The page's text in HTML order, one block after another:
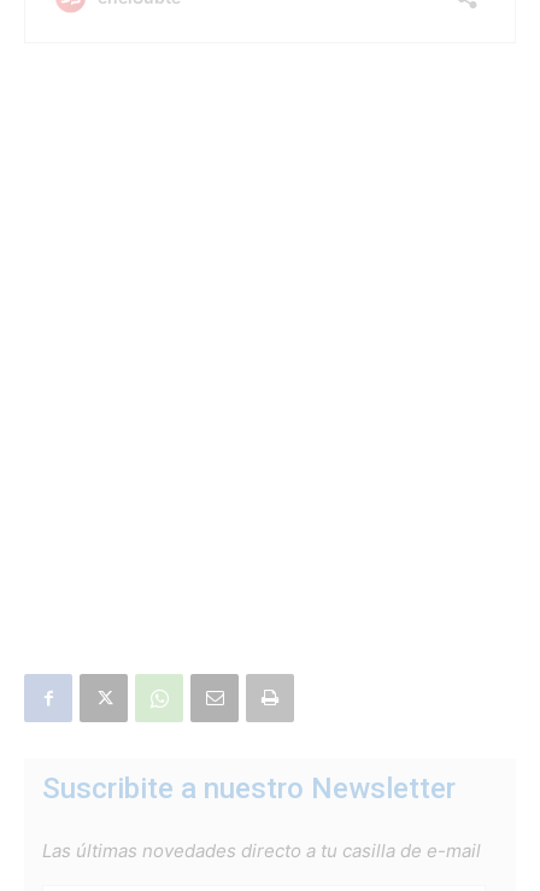
Suscribite a nuestro Newsletter
Las últimas novedades directo a tu casilla de e-mail